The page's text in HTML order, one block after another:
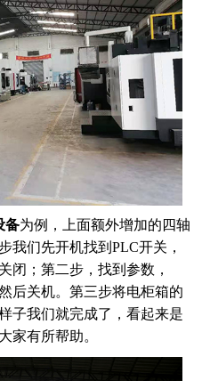
备为例，上面额外增加的四轴
我们先开机找到PLC开关，
闭；第二步，找到参数，
后关机。第三步将电柜箱的
子我们就完成了，看起来是
家有所帮助。